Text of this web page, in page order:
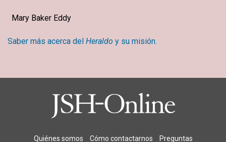
Mary Baker Eddy
Saber más acerca del Heraldo y su misión.
Quiénes somos Cómo contactarnos Preguntas